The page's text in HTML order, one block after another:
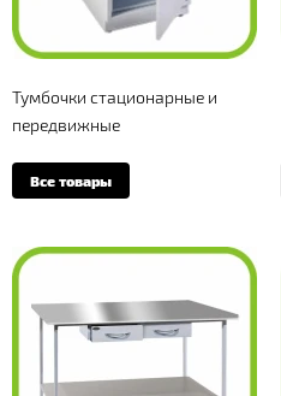
Тумбочки стационарные и
передвижные
Все товары